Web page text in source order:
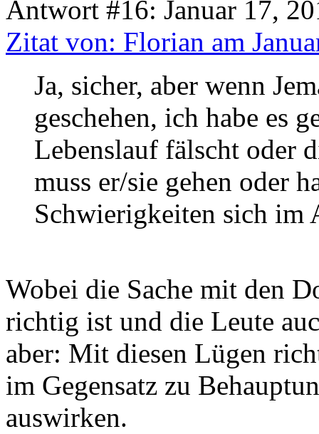
Antwort #16: Januar 17,
Zitat von: Florian am
Ja, sicher, aber wenn
geschehen, ich habe es
Lebenslauf fälscht oder
muss er/sie gehen oder
Schwierigkeiten sich im
Wobei die Sache mit den
richtig ist und die Leute
aber: Mit diesen Lügen
im Gegensatz zu
auswirken.